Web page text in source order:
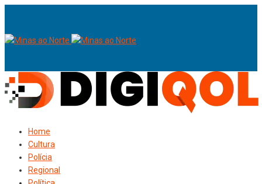
Home
Cultura
Polícia
Regional